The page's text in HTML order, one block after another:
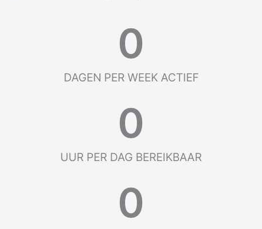
DAGEN PER WEEK ACTIEF
0
UUR PER DAG BEREIKBAAR
0
0